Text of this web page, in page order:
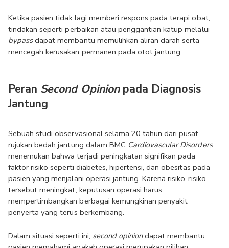
Ketika pasien tidak lagi memberi respons pada terapi obat,
bypass dapat membantu memulihkan aliran darah serta
mencegah kerusakan permanen pada otot jantung.
Peran Second Opinion pada Diagnosis
Jantung
Sebuah studi observasional selama 20 tahun dari pusat
rujukan bedah jantung dalam BMC Cardiovascular Disorders
menemukan bahwa terjadi peningkatan signifikan pada
faktor risiko seperti diabetes, hipertensi, dan obesitas pada
pasien yang menjalani operasi jantung. Karena risiko-risiko
tersebut meningkat, keputusan operasi harus
mempertimbangkan berbagai kemungkinan penyakit
penyerta yang terus berkembang.
Dalam situasi seperti ini, second opinion dapat membantu